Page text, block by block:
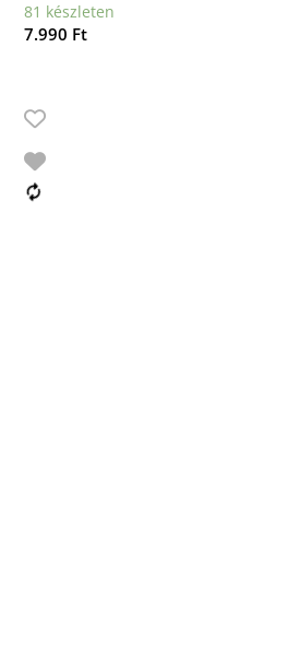
81 készleten
7.990 Ft